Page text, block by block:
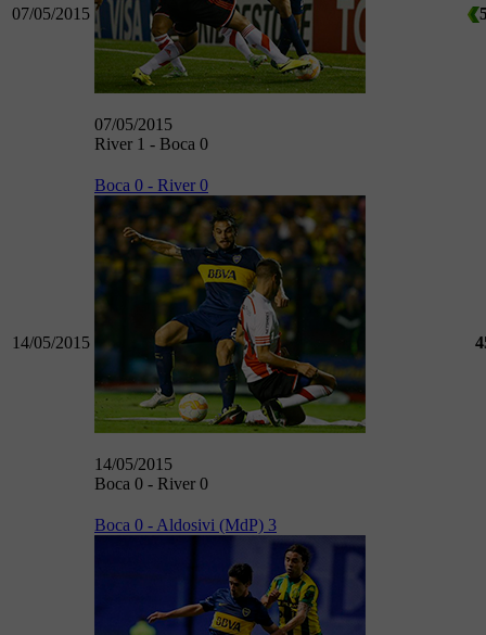
07/05/2015
07/05/2015
River 1 - Boca 0
14/05/2015
Boca 0 - River 0
14/05/2015
Boca 0 - River 0
Boca 0 - Aldosivi (MdP) 3